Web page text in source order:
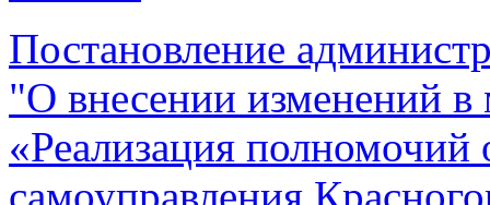
Постановление
"О внесении изменений
«Реализация полномочий